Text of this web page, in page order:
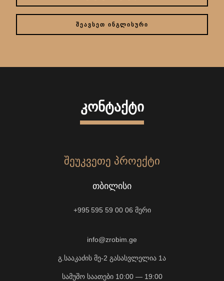
ᲨᲔᲐᲕᲡᲔᲗ ᲘᲜᲒᲚᲘᲡᲣᲠᲘ
ᲙᲝᲜᲢᲐᲥᲢᲘ
ᲨᲔᲣᲙᲕᲔᲗᲔ ᲞᲠᲝᲔᲥᲢᲘ
ᲗᲑᲘᲚᲘᲡᲘ
+995 595 59 00 06 მერი
info@zrobim.ge
გ.სააკაძის მე-2 გასასვლელია 1ა
სამუშო საათები 10:00 — 19:00